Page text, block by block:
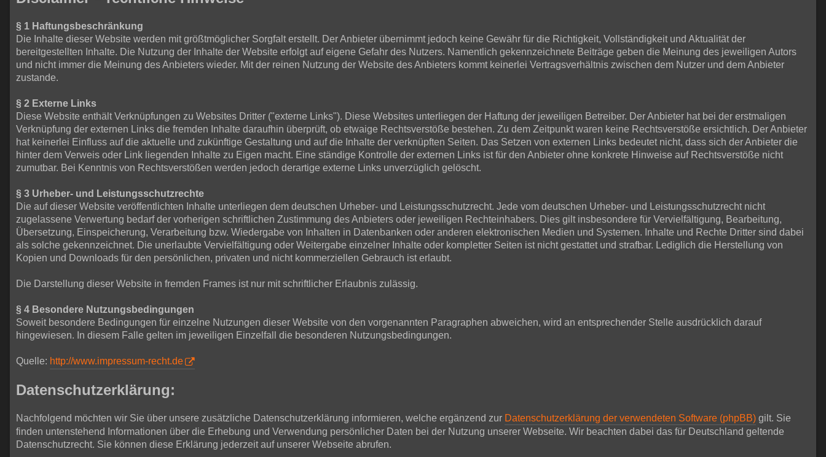
§ 1 Haftungsbeschränkung
Die Inhalte dieser Website werden mit größtmöglicher Sorgfalt erstellt. Der Anbieter übernimmt jedoch keine Gewähr für die Richtigkeit, Vollständigkeit und Aktualität der
bereitgestellten Inhalte. Die Nutzung der Inhalte der Website erfolgt auf eigene Gefahr des Nutzers. Namentlich gekennzeichnete Beiträge geben die Meinung des jeweiligen Autors
und nicht immer die Meinung des Anbieters wieder. Mit der reinen Nutzung der Website des Anbieters kommt keinerlei Vertragsverhältnis zwischen dem Nutzer und dem Anbieter
zustande.
§ 2 Externe Links
Diese Website enthält Verknüpfungen zu Websites Dritter ("externe Links"). Diese Websites unterliegen der Haftung der jeweiligen Betreiber. Der Anbieter hat bei der erstmaligen
Verknüpfung der externen Links die fremden Inhalte daraufhin überprüft, ob etwaige Rechtsverstöße bestehen. Zu dem Zeitpunkt waren keine Rechtsverstöße ersichtlich. Der Anbieter
hat keinerlei Einfluss auf die aktuelle und zukünftige Gestaltung und auf die Inhalte der verknüpften Seiten. Das Setzen von externen Links bedeutet nicht, dass sich der Anbieter die
hinter dem Verweis oder Link liegenden Inhalte zu Eigen macht. Eine ständige Kontrolle der externen Links ist für den Anbieter ohne konkrete Hinweise auf Rechtsverstöße nicht
zumutbar. Bei Kenntnis von Rechtsverstößen werden jedoch derartige externe Links unverzüglich gelöscht.
§ 3 Urheber- und Leistungsschutzrechte
Die auf dieser Website veröffentlichten Inhalte unterliegen dem deutschen Urheber- und Leistungsschutzrecht. Jede vom deutschen Urheber- und Leistungsschutzrecht nicht
zugelassene Verwertung bedarf der vorherigen schriftlichen Zustimmung des Anbieters oder jeweiligen Rechteinhabers. Dies gilt insbesondere für Vervielfältigung, Bearbeitung,
Übersetzung, Einspeicherung, Verarbeitung bzw. Wiedergabe von Inhalten in Datenbanken oder anderen elektronischen Medien und Systemen. Inhalte und Rechte Dritter sind dabei
als solche gekennzeichnet. Die unerlaubte Vervielfältigung oder Weitergabe einzelner Inhalte oder kompletter Seiten ist nicht gestattet und strafbar. Lediglich die Herstellung von
Kopien und Downloads für den persönlichen, privaten und nicht kommerziellen Gebrauch ist erlaubt.
Die Darstellung dieser Website in fremden Frames ist nur mit schriftlicher Erlaubnis zulässig.
§ 4 Besondere Nutzungsbedingungen
Soweit besondere Bedingungen für einzelne Nutzungen dieser Website von den vorgenannten Paragraphen abweichen, wird an entsprechender Stelle ausdrücklich darauf
hingewiesen. In diesem Falle gelten im jeweiligen Einzelfall die besonderen Nutzungsbedingungen.
Quelle: http://www.impressum-recht.de
Datenschutzerklärung:
Nachfolgend möchten wir Sie über unsere zusätzliche Datenschutzerklärung informieren, welche ergänzend zur Datenschutzerklärung der verwendeten Software (phpBB) gilt. Sie
finden untenstehend Informationen über die Erhebung und Verwendung persönlicher Daten bei der Nutzung unserer Webseite. Wir beachten dabei das für Deutschland geltende
Datenschutzrecht. Sie können diese Erklärung jederzeit auf unserer Webseite abrufen.